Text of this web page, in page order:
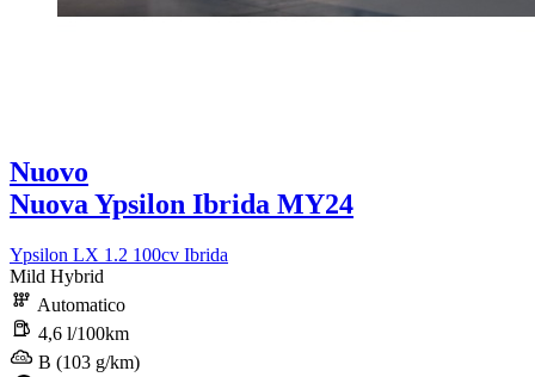
Nuovo
Nuova Ypsilon Ibrida MY24
Ypsilon LX 1.2 100cv Ibrida
Mild Hybrid
Automatico
4,6 l/100km
B (103 g/km)